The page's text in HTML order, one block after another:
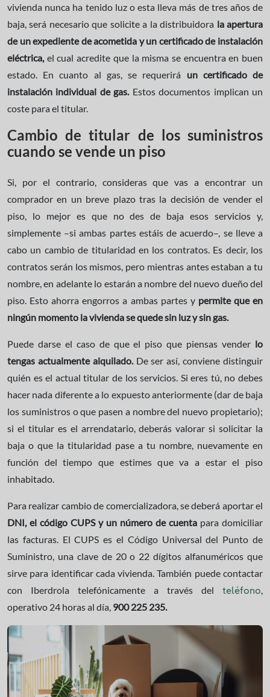
vivienda nunca ha tenido luz o esta lleva más de tres años de
baja, será necesario que solicite a la distribuidora la apertura
de un expediente de acometida y un certificado de instalación
eléctrica, el cual acredite que la misma se encuentra en buen
estado. En cuanto al gas, se requerirá un certificado de
instalación individual de gas. Estos documentos implican un
coste para el titular.
Cambio de titular de los suministros
cuando se vende un piso
Si, por el contrario, consideras que vas a encontrar un
comprador en un breve plazo tras la decisión de vender el
piso, lo mejor es que no des de baja esos servicios y,
simplemente –si ambas partes estáis de acuerdo–, se lleve a
cabo un cambio de titularidad en los contratos. Es decir, los
contratos serán los mismos, pero mientras antes estaban a tu
nombre, en adelante lo estarán a nombre del nuevo dueño del
piso. Esto ahorra engorros a ambas partes ypermite que en
ningún momento la vivienda se quede sin luz y sin gas.
Puede darse el caso de que el piso que piensas vender lo
tengas actualmente alquilado.De ser así, conviene distinguir
quién es el actual titular de los servicios. Si eres tú, no debes
hacer nada diferente a lo expuesto anteriormente (dar de baja
los suministros o que pasen a nombre del nuevo propietario);
si el titular es el arrendatario, deberás valorar si solicitar la
baja o que la titularidad pase a tu nombre, nuevamente en
función del tiempo que estimes que va a estar el piso
inhabitado.
Para realizar cambio de comercializadora, se deberá aportar el
DNI, el código CUPS y un número de cuenta para domiciliar
las facturas. El CUPS es el Código Universal del Punto de
Suministro, una clave de 20 o 22 dígitos alfanuméricos que
sirve para identificar cada vivienda. También puede contactar
con Iberdrola telefónicamente a través del teléfono
operativo 24 horas al día, 900 225 235.